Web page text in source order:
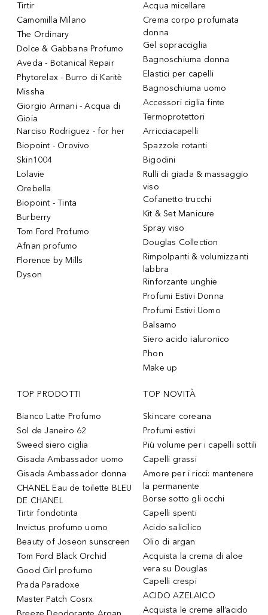
Tirtir
Camomilla Milano
The Ordinary
Dolce & Gabbana Profumo
Aveda - Botanical Repair
Phytorelax - Burro di Karitè
Missha
Giorgio Armani - Acqua di
Gioia
Narciso Rodriguez - for her
Biopoint - Orovivo
Skin1004
Lolavie
Orebella
Biopoint - Tinta
Burberry
Tom Ford Profumo
Afnan profumo
Florence by Mills
Dyson
Acqua micellare
Crema corpo profumata
donna
Gel sopracciglia
Bagnoschiuma donna
Elastici per capelli
Bagnoschiuma uomo
Accessori ciglia finte
Termoprotettori
Arricciacapelli
Spazzole rotanti
Bigodini
Rulli di giada & massaggio
viso
Cofanetto trucchi
Kit & Set Manicure
Spray viso
Douglas Collection
Rimpolpanti & volumizzanti
labbra
Rinforzante unghie
Profumi Estivi Donna
Profumi Estivi Uomo
Balsamo
Siero acido ialuronico
Phon
Make up
TOP PRODOTTI
Bianco Latte Profumo
Sol de Janeiro 62
Sweed siero ciglia
Gisada Ambassador uomo
Gisada Ambassador donna
CHANEL Eau de toilette BLEU
DE CHANEL
Tirtir fondotinta
Invictus profumo uomo
Beauty of Joseon sunscreen
Tom Ford Black Orchid
Good Girl profumo
Prada Paradoxe
Master Patch Cosrx
TOP NOVITÀ
Skincare coreana
Profumi estivi
Più volume per i capelli sottili
Capelli grassi
Amore per i ricci: mantenere
la permanente
Borse sotto gli occhi
Capelli spenti
Acido salicilico
Olio di argan
Acquista la crema di aloe
vera su Douglas
Capelli crespi
ACIDO AZELAICO
Acquista le creme all’acido